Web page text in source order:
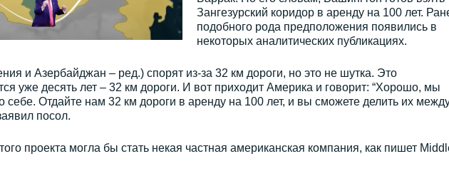
Зангезурский коридор в аренду на 100 лет.
подобного рода предположения появились в
некоторых аналитических публикациях.
и Азербайджан – ред.) спорят из-за 32 км дороги, но это не шутка. Это
уже десять лет – 32 км дороги. И вот приходит Америка и говорит: “Хорошо, мы
себе. Отдайте нам 32 км дороги в аренду на 100 лет, и вы сможете делить их
посол.
проекта могла бы стать некая частная американская компания, как пишет